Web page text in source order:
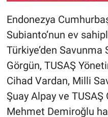
Endonezya
Subianto’nun ev
Türkiye’den Savunma
Görgün, TUSAŞ
Cihad Vardan, Milli
Şuay Alpay ve TUSAŞ
Mehmet Demiroğlu